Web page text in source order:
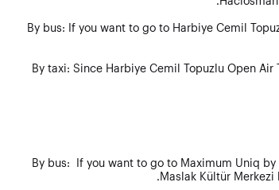
By bus: If you want to go to Harbiye Cemil
By taxi: Since Harbiye Cemil Topuzlu Open
By bus: If you want to go to Maximum Uniq
Maslak Kültür